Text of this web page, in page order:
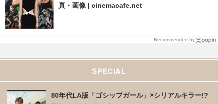
真・画像 | cinemacafe.net
Recommended by
SPECIAL
80年代LA版「ゴシップガール」×シリアルキラー!?